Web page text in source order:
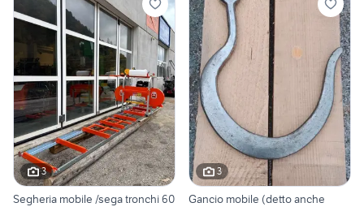
3
Segheria mobile /sega tronchi 60
3
Gancio mobile (detto anche